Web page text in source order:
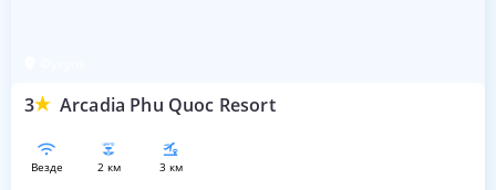
3 Arcadia Phu Quoc Resort
везде 2 км 3 км